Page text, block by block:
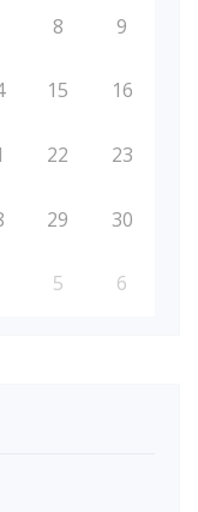
8 9
15 16
22 23
29 30
5 6